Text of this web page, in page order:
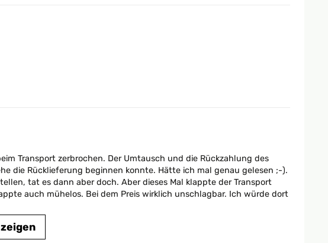
Transport zerbrochen. Der Umtausch und die Rückzahlung des
die Rücklieferung beginnen konnte. Hätte ich mal genau gelesen ;-).
tat es dann aber doch. Aber dieses Mal klappte der Transport
auch mühelos. Bei dem Preis wirklich unschlagbar. Ich würde dort